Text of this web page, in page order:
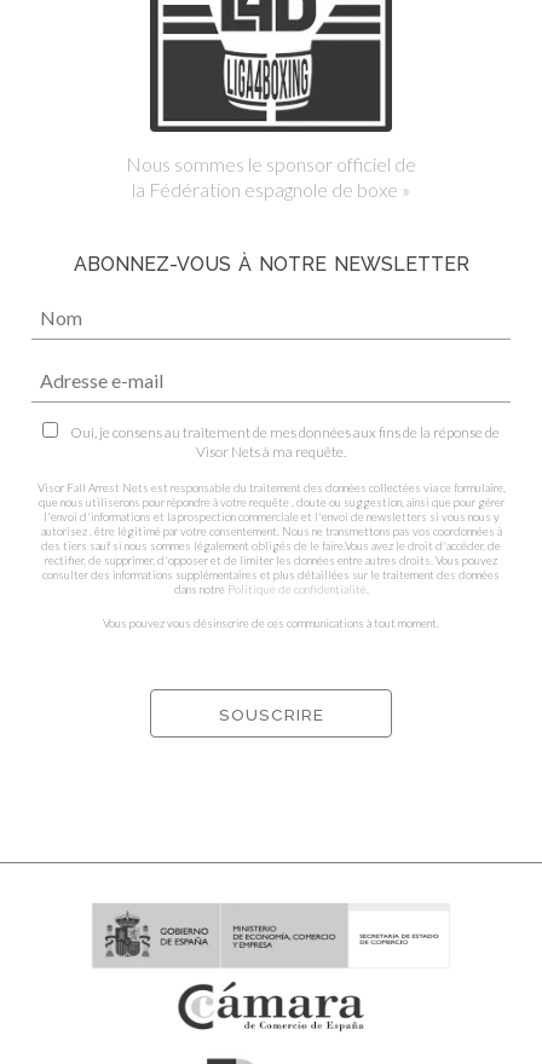
Nous sommes le sponsor officiel de
la Fédération espagnole de boxe »
ABONNEZ-VOUS À NOTRE NEWSLETTER
Oui, je consens au traitement de mes données aux fins de la réponse de
Visor Nets à ma requête.
Visor Fall Arrest Nets est responsable du traitement des données collectées via ce formulaire,
que nous utiliserons pour répondre à votre requête , doute ou suggestion, ainsi que pour gérer
l'envoi d'informations et la prospection commerciale et l'envoi de newsletters si vous nous y
autorisez , être légitimé par votre consentement. Nous ne transmettons pas vos coordonnées à
des tiers sauf si nous sommes légalement obligés de le faire.Vous avez le droit d'accéder, de
rectifier, de supprimer, d'opposer et de limiter les données entre autres droits. Vous pouvez
consulter des informations supplémentaires et plus détaillées sur le traitement des données
dans notre Politique de confidentialité
Vous pouvez vous désinscrire de ces communications à tout moment.